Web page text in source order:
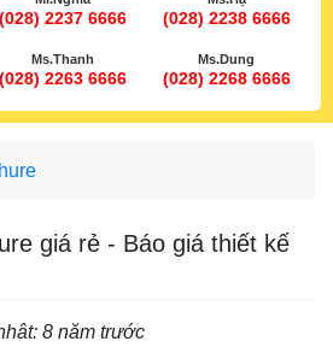
(028) 2237 6666 (028) 2238 6666
Ms.Thanh
(028) 2263 6666
Ms.Dung
(028) 2268 6666
giá rẻ - Báo giá thiết kế
8 năm trước